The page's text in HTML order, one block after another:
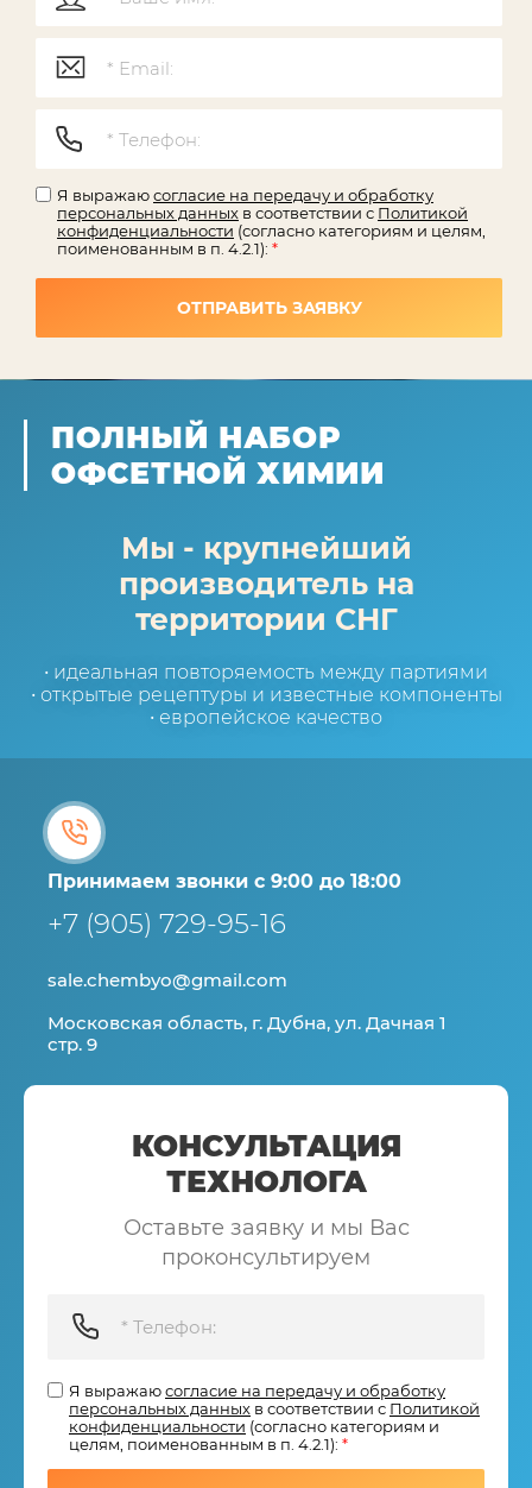
Я выражаюсогласие на передачу и обработку
персональных данных в соответствии с Политикой
конфиденциальности (согласно категориям и целям,
поименованным в п. 4.2.1): *
ОТПРАВИТЬ ЗАЯВКУ
ПОЛНЫЙ НАБОР
ОФСЕТНОЙ ХИМИИ
Мы - крупнейший
производитель на
территории СНГ
• идеальная повторяемость между партиями
• открытые рецептуры и известные компоненты
• европейское качество
Принимаем звонки с 9:00 до 18:00
+7 (905) 729-95-16
sale.chembyo@gmail.com
Московская область, г. Дубна, ул. Дачная 1
стр. 9
КОНСУЛЬТАЦИЯ
ТЕХНОЛОГА
Оставьте заявку и мы Вас
проконсультируем
Я выражаюсогласие на передачу и обработку
персональных данных в соответствии с Политикой
конфиденциальности (согласно категориям и
целям, поименованным в п. 4.2.1): *